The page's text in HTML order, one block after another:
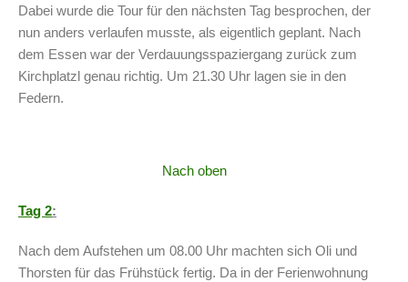
Dabei wurde die Tour für den nächsten Tag besprochen, der
nun anders verlaufen musste, als eigentlich geplant. Nach
dem Essen war der Verdauungsspaziergang zurück zum
Kirchplatzl genau richtig. Um 21.30 Uhr lagen sie in den
Federn.
Nach oben
Tag 2:
Nach dem Aufstehen um 08.00 Uhr machten sich Oli und
Thorsten für das Frühstück fertig. Da in der Ferienwohnung